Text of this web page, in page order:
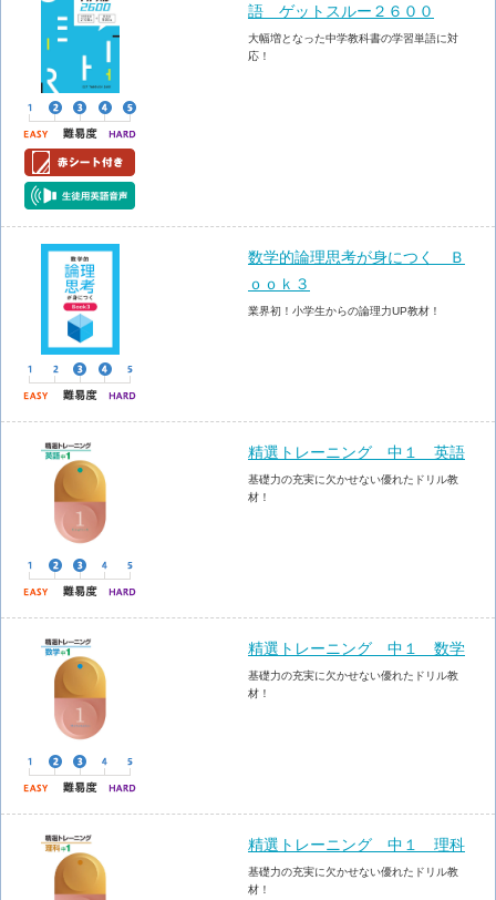
語 ゲットスルー２６００
大幅増となった中学教科書の学習単語に対
応！
数学的論理思考が身につく Ｂ
ｏｏｋ３
業界初！小学生からの論理力UP教材！
精選トレーニング 中１ 英語
基礎力の充実に欠かせない優れたドリル教
材！
精選トレーニング 中１ 数学
基礎力の充実に欠かせない優れたドリル教
材！
精選トレーニング 中１ 理科
基礎力の充実に欠かせない優れたドリル教
材！